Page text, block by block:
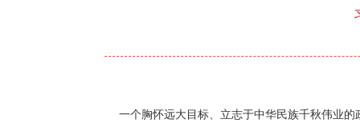
一个胸怀远大目标、立志于中华民族千秋伟业的